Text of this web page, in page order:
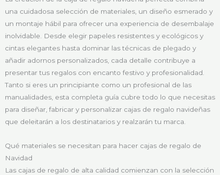
una cuidadosa selección de materiales, un diseño esmerado y
un montaje hábil para ofrecer una experiencia de desembalaje
inolvidable. Desde elegir papeles resistentes y ecológicos y
cintas elegantes hasta dominar las técnicas de plegado y
añadir adornos personalizados, cada detalle contribuye a
presentar tus regalos con encanto festivo y profesionalidad.
Tanto si eres un principiante como un profesional de las
manualidades, esta completa guía cubre todo lo que necesitas
para diseñar, fabricar y personalizar cajas de regalo navideñas
que deleitarán a los destinatarios y realzarán tu marca.
Qué materiales se necesitan para hacer cajas de regalo de
Navidad
Las cajas de regalo de alta calidad comienzan con la selección